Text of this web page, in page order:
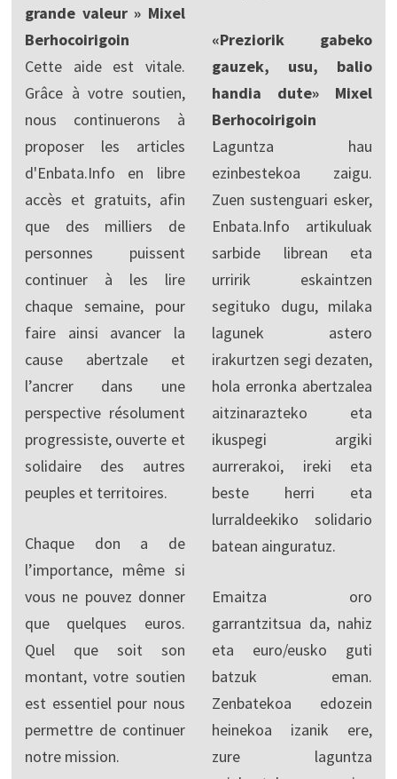
grande valeur » Mixel
Berhocoirigoin
Cette aide est vitale.
Grâce à votre soutien,
nous continuerons à
proposer les articles
d'Enbata.Info en libre
accès et gratuits, afin
que des milliers de
personnes puissent
continuer à les lire
chaque semaine, pour
faire ainsi avancer la
cause abertzale et
l’ancrer dans une
perspective résolument
progressiste, ouverte et
solidaire des autres
peuples et territoires.
Chaque don a de
l’importance, même si
vous ne pouvez donner
que quelques euros.
Quel que soit son
montant, votre soutien
est essentiel pour nous
permettre de continuer
notre mission.
«Preziorik gabeko
gauzek, usu, balio
handia dute» Mixel
Berhocoirigoin
Laguntza hau
ezinbestekoa zaigu.
Zuen sustenguari esker,
Enbata.Info artikuluak
sarbide librean eta
urririk eskaintzen
segituko dugu, milaka
lagunek astero
irakurtzen segi dezaten,
hola erronka abertzalea
aitzinarazteko eta
ikuspegi argiki
aurrerakoi, ireki eta
beste herri eta
lurraldeekiko solidario
batean ainguratuz.
Emaitza oro
garrantzitsua da, nahiz
eta euro/eusko guti
batzuk eman.
Zenbatekoa edozein
heinekoa izanik ere,
zure laguntza